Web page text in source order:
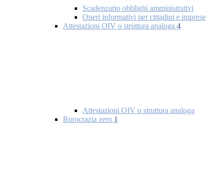
Scadenzario obblighi amministrativi
Oneri informativi per cittadini e imprese
Attestazioni OIV o struttura analoga 4
Attestazioni OIV o struttura analoga
Burocrazia zero 1